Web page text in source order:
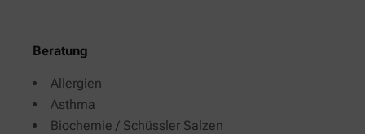
Beratung
Allergien
Asthma
Biochemie / Schüssler Salzen